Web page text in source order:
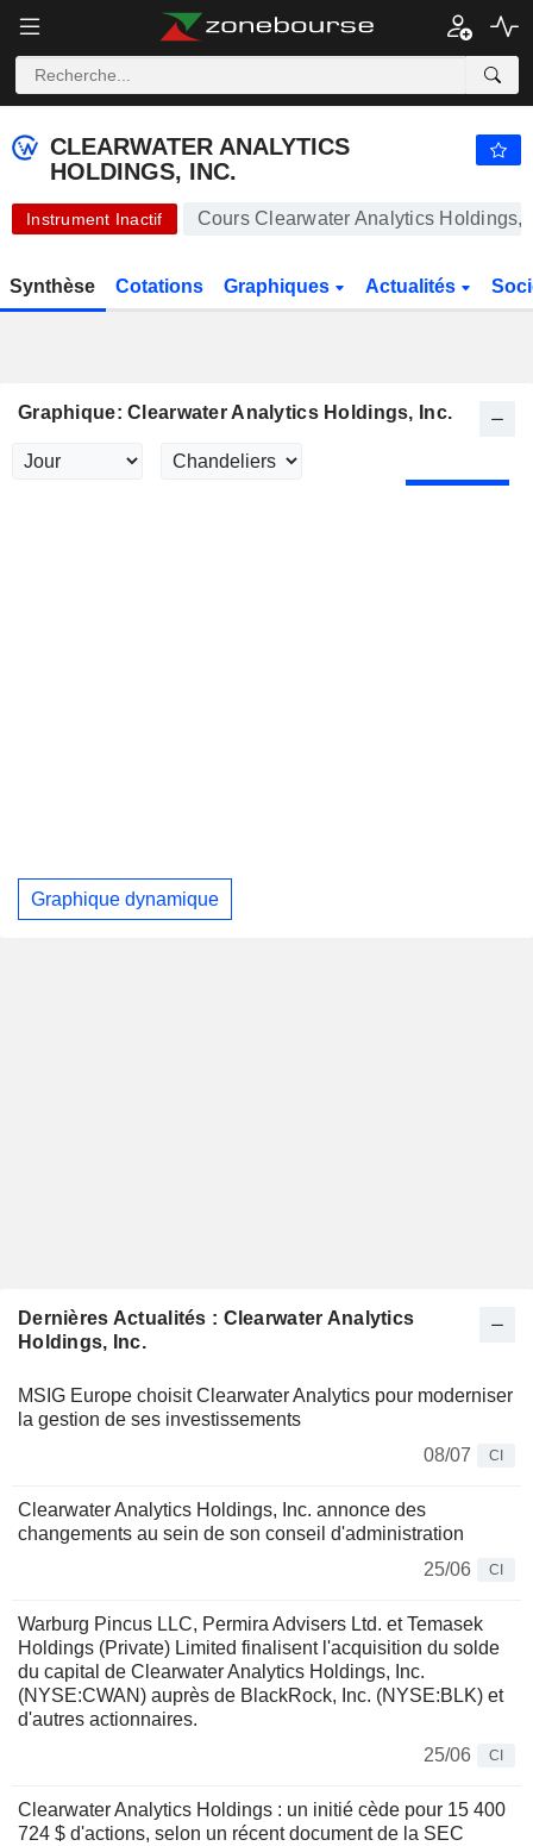
CLEARWATER ANALYTICS
HOLDINGS, INC.
Instrument Inactif Cours Clearwater Analytics Holdings,
Synthèse Cotations Graphiques Actualités
Graphique: Clearwater Analytics Holdings, Inc.
Graphique dynamique
Dernières Actualités : Clearwater Analytics
Holdings, Inc.
MSIG Europe choisit Clearwater Analytics pour moderniser
la gestion de ses investissements
08/07
CI
Clearwater Analytics Holdings, Inc. annonce des
changements au sein de son conseil d'administration
25/06
CI
Warburg Pincus LLC, Permira Advisers Ltd. et Temasek
Holdings (Private) Limited finalisent l'acquisition du solde
du capital de Clearwater Analytics Holdings, Inc.
(NYSE:CWAN) auprès de BlackRock, Inc. (NYSE:BLK) et
d'autres actionnaires.
25/06
CI
Clearwater Analytics Holdings : un initié cède pour 15 400
724 $ d'actions, selon un récent document de la SEC